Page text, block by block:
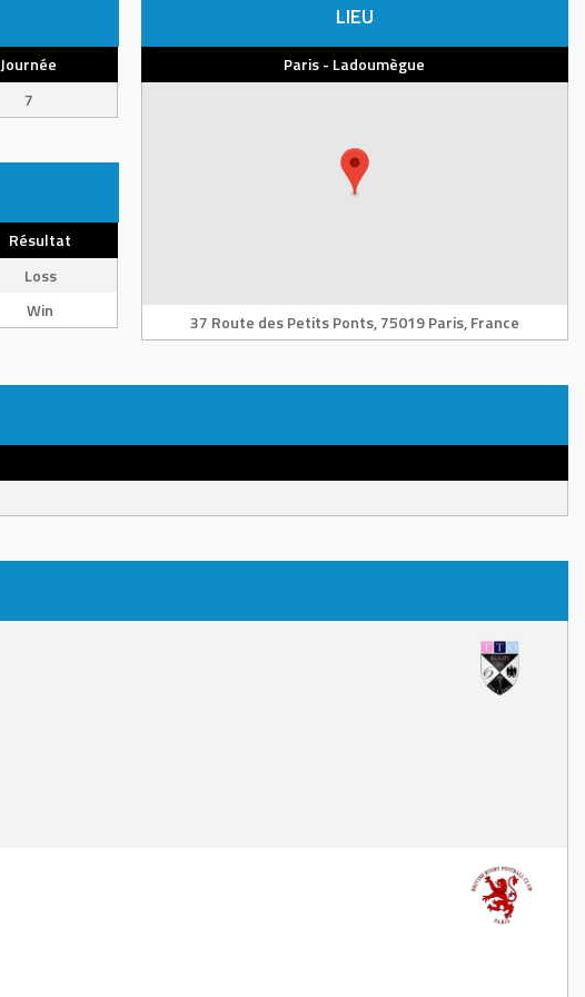
Journée
7
LIEU
Paris - Ladoumègue
37 Route des Petits Ponts, 75019 Paris, France
Résultat
Loss
Win